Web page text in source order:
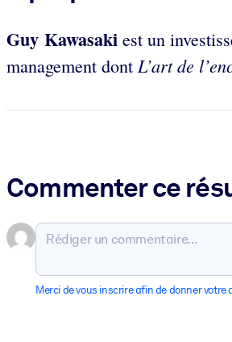
Guy Kawasaki est un
management dont L’art de
Commenter ce
Merci de vous inscrire afin de donner votre